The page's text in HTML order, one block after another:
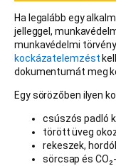
Ha legalább egy
jelleggel,
munkavédelmi
kockázatelemzést
dokumentumát meg
Egy sörözőben ilyen
csúszós padló
törött üveg
rekeszek,
sörcsap és